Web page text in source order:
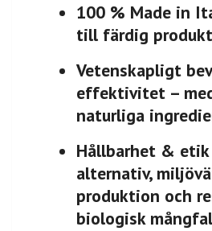
100 % Made in
till färdig
Vetenskapligt
effektivitet –
naturliga
Hållbarhet & etik
alternativ,
produktion och
biologisk